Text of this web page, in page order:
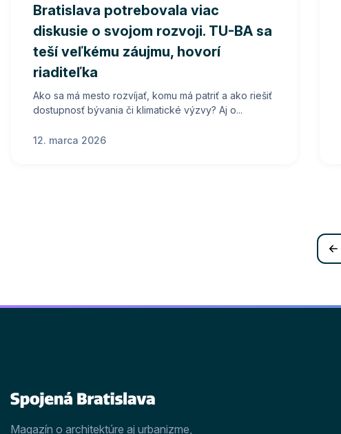
Bratislava potrebovala viac
diskusie o svojom rozvoji. TU-BA sa
teší veľkému záujmu, hovorí
riaditeľka
Ako sa má mesto rozvíjať, komu má patriť a ako riešiť
dostupnosť bývania či klimatické výzvy? Aj o...
12. marca 2026
Magazín o architektúre aj urbanizme,